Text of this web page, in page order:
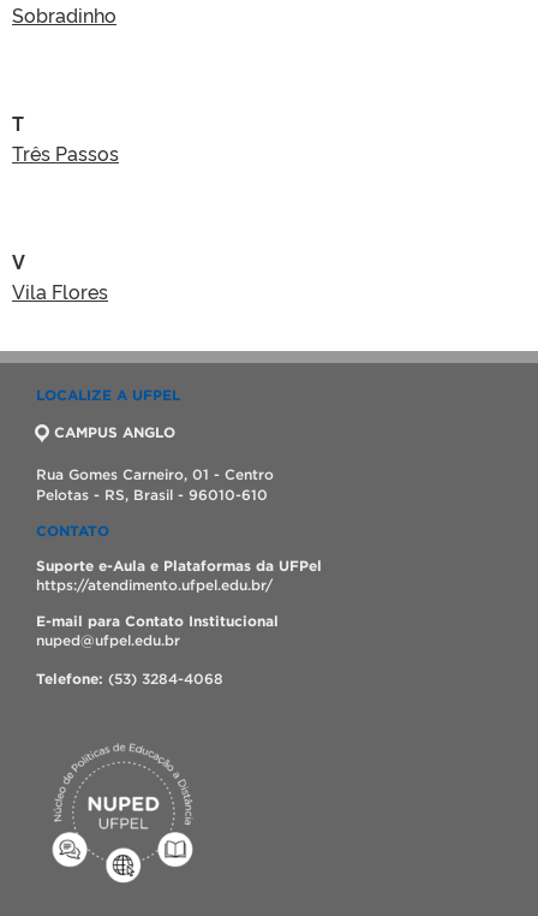
Sobradinho
T
Três Passos
V
Vila Flores
LOCALIZE A UFPEL
CAMPUS ANGLO
Rua Gomes Carneiro, 01 - Centro
Pelotas - RS, Brasil - 96010-610
CONTATO
Suporte e-Aula e Plataformas da UFPel
https://atendimento.ufpel.edu.br/
E-mail para Contato Institucional
nuped@ufpel.edu.br
Telefone: (53) 3284-4068